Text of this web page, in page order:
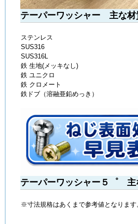
テーパーワッシャー 主な材
ステンレス
SUS316
SUS316L
鉄 生地(メッキなし)
鉄 ユニクロ
鉄 クロメート
鉄ドブ（溶融亜鉛めっき）
テーパーワッシャー５゜ 主
※寸法規格はあくまで参考値となります